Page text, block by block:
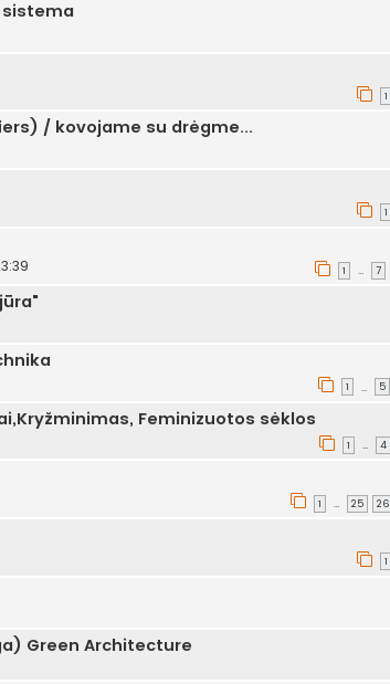
1
/ kovojame su drėgme...
1
1 … 7
1 … 5
Feminizuotos sėklos
1 … 4
1 … 25 26
1
Green Architecture